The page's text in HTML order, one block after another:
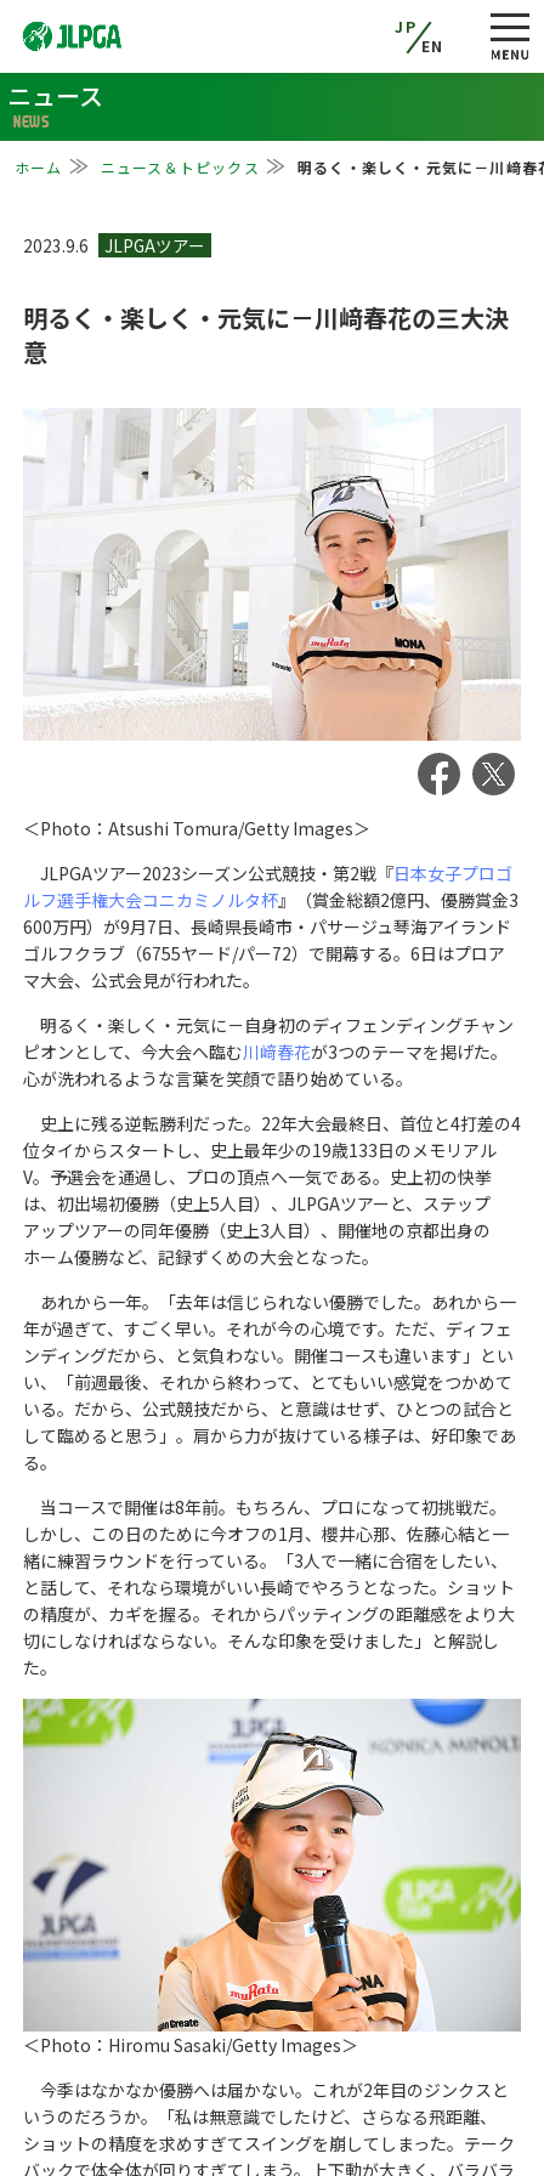
JP
EN
ニュース
NEWS
ホーム ニュース＆トピックス 明るく・楽しく・元気に－川﨑春
2023.9.6
明るく・楽しく・元気に－川﨑春花の三大決
意
＜Photo：Atsushi Tomura/Getty Images＞
JLPGAツアー2023シーズン公式競技・第2戦『日本女子プロゴ
ルフ選手権大会コニカミノルタ杯』（賞金総額2億円、優勝賞金3
600万円）が9月7日、長崎県長崎市・パサージュ琴海アイランド
ゴルフクラブ（6755ヤード/パー72）で開幕する。6日はプロア
マ大会、公式会見が行われた。
明るく・楽しく・元気に－自身初のディフェンディングチャン
ピオンとして、今大会へ臨む川﨑春花が3つのテーマを掲げた。
心が洗われるような言葉を笑顔で語り始めている。
史上に残る逆転勝利だった。22年大会最終日、首位と4打差の4
位タイからスタートし、史上最年少の19歳133日のメモリアル
V。予選会を通過し、プロの頂点へ一気である。史上初の快挙
は、初出場初優勝（史上5人目）、JLPGAツアーと、ステップ
アップツアーの同年優勝（史上3人目）、開催地の京都出身の
ホーム優勝など、記録ずくめの大会となった。
あれから一年。「去年は信じられない優勝でした。あれから一
年が過ぎて、すごく早い。それが今の心境です。ただ、ディフェ
ンディングだから、と気負わない。開催コースも違います」とい
い、「前週最後、それから終わって、とてもいい感覚をつかめて
いる。だから、公式競技だから、と意識はせず、ひとつの試合と
して臨めると思う」。肩から力が抜けている様子は、好印象であ
る。
当コースで開催は8年前。もちろん、プロになって初挑戦だ。
しかし、この日のために今オフの1月、櫻井心那、佐藤心結と一
緒に練習ラウンドを行っている。「3人で一緒に合宿をしたい、
と話して、それなら環境がいい長崎でやろうとなった。ショット
の精度が、カギを握る。それからパッティングの距離感をより大
切にしなければならない。そんな印象を受けました」と解説し
た。
＜Photo：Hiromu Sasaki/Getty Images＞
今季はなかなか優勝へは届かない。これが2年目のジンクスと
いうのだろうか。「私は無意識でしたけど、さらなる飛距離、
ショットの精度を求めすぎてスイングを崩してしまった。テーク
バックで体全体が回りすぎてしまう。上下動が大きく、バラバラ